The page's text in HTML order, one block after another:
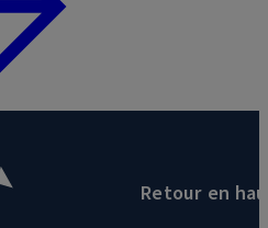
Retour en